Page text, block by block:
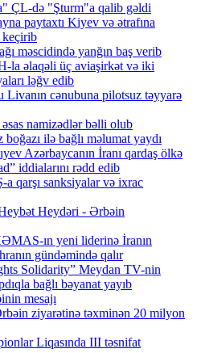
ÇL-də "Şturm"a qalib gəldi
paytaxtı Kiyev və ətrafına
keçirib
məscidində yanğın baş verib
la əlaqəli üç aviaşirkət və iki
ləğv edib
Livanın cənubuna pilotsuz təyyarə
əsas namizədlər bəlli olub
ilə bağlı məlumat yaydı
Azərbaycanın İranı qardaş ölkə
iddialarını rədd edib
qarşı sanksiyalar və ixrac
Heydəri - Ərbəin
ın yeni liderinə İranın
gündəmində qalır
Solidarity” Meydan TV-nin
bağlı bəyanat yayıb
mesajı
ziyarətinə təxminən 20 milyon
Liqasında III təsnifat